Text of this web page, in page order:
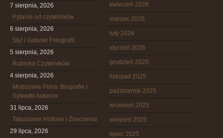
7 sierpnia, 2026
Pytania od czytelników
6 sierpnia, 2026
Styl i Gatunki Fotografii
5 sierpnia, 2026
Rubryka Czytelników
4 sierpnia, 2026
Mistrzowie Pióra: Biografie i
Sylwetki Autorów
31 lipca, 2026
Tatuażowe Historie i Znaczenia
29 lipca, 2026
kwiecień 2026
marzec 2026
luty 2026
styczeń 2026
grudzień 2025
listopad 2025
październik 2025
wrzesień 2025
sierpień 2025
lipiec 2025